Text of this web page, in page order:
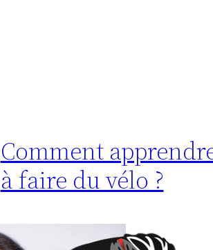
Comment
à faire du vélo ?